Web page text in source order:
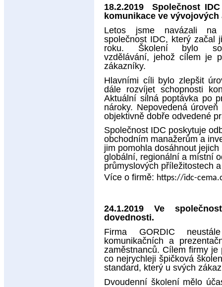
18.2.2019 Společnost
komunikace ve
Letos jsme navázali
společnost IDC, který začal
roku. Školení bylo
vzdělávání, jehož cílem je
zákazníky.
Hlavními cíli bylo zlepšit
dále rozvíjet schopnosti
Aktuální silná poptávka po
nároky. Nepovedená
objektivně dobře odvedené
Společnost IDC poskytuje
obchodním manažerům a
jim pomohla dosáhnout
globální, regionální a místní
průmyslových příležitostech
Více o firmě: https://idc-
24.1.2019 Ve
dovednosti.
Firma GORDIC
komunikačních a
zaměstnanců. Cílem firmy je
co nejrychleji špičková
standard, který u svých
Dvoudenní školení mělo